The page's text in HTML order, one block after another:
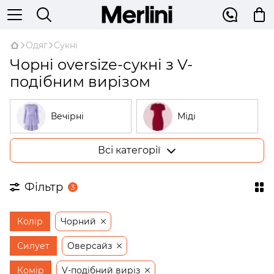
Одяг Сукні
Чорні oversize-сукні з V-
подібним вирізом
Вечірні Міді
Великі розміри
На запах
Бежеві
Всі категорії
Фільтр 3
Колір Чорний
Силует Оверсайз
Комір V-подібний виріз